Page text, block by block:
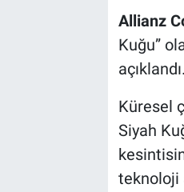
Allianz
Kuğu”
açıklandı.
Küresel
Siyah
teknoloji